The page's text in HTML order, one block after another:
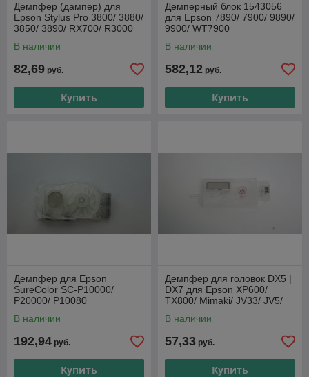
Демпфер (дампер) для
Epson Stylus Pro 3800/ 3880/
3850/ 3890/ RX700/ R3000
В наличии
82,69 руб.
Купить
Демперный блок 1543056
для Epson 7890/ 7900/ 9890/
9900/ WT7900
В наличии
582,12 руб.
Купить
Демпфер для Epson
SureColor SC-P10000/
P20000/ P10080
В наличии
192,94 руб.
Купить
Демпфер для головок DX5 |
DX7 для Epson XP600/
TX800/ Mimaki/ JV33/ JV5/
В наличии
57,33 руб.
Купить